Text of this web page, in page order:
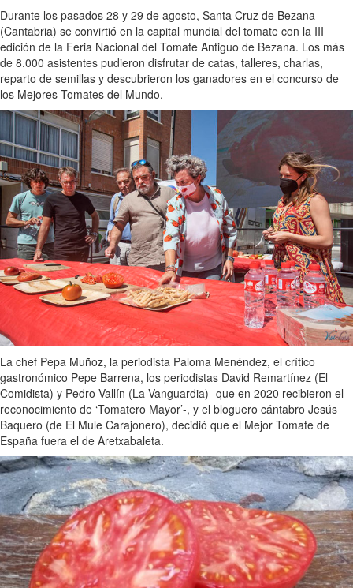
Durante los pasados 28 y 29 de agosto, Santa Cruz de Bezana
(Cantabria) se convirtió en la capital mundial del tomate con la III
edición de la Feria Nacional del Tomate Antiguo de Bezana. Los más
de 8.000 asistentes pudieron disfrutar de catas, talleres, charlas,
reparto de semillas y descubrieron los ganadores en el concurso de
los Mejores Tomates del Mundo.
La chef Pepa Muñoz, la periodista Paloma Menéndez, el crítico
gastronómico Pepe Barrena, los periodistas David Remartínez (El
Comidista) y Pedro Vallín (La Vanguardia) -que en 2020 recibieron el
reconocimiento de ‘Tomatero Mayor’-, y el bloguero cántabro Jesús
Baquero (de El Mule Carajonero), decidió que el Mejor Tomate de
España fuera el de Aretxabaleta.